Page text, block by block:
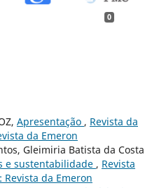
0
Apresentação , Revista da
da Emeron
Gleimiria Batista da Costa
e sustentabilidade , Revista
Revista da Emeron